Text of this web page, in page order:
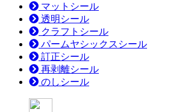
マットシール
透明シール
クラフトシール
パームヤシックスシール
訂正シール
再剥離シール
のしシール